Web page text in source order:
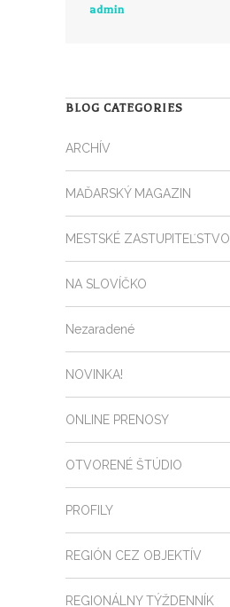
admin
BLOG CATEGORIES
ARCHÍV
MAĎARSKÝ MAGAZIN
MESTSKÉ ZASTUPITEĽSTVO
NA SLOVÍČKO
Nezaradené
NOVINKA!
ONLINE PRENOSY
OTVORENÉ ŠTÚDIO
PROFILY
REGIÓN CEZ OBJEKTÍV
REGIONÁLNY TÝŽDENNÍK